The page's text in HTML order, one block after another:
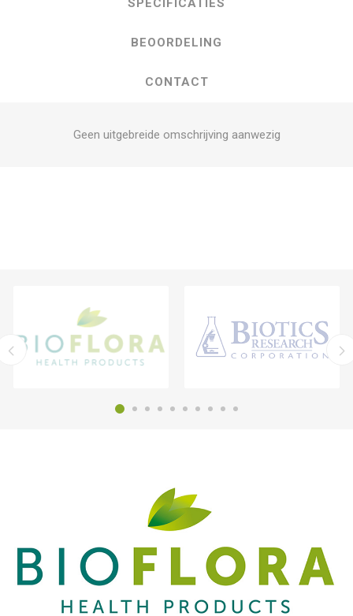
SPECIFICATIES
BEOORDELING
CONTACT
Geen uitgebreide omschrijving aanwezig